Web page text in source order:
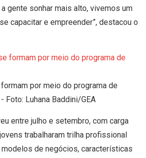
gente sonhar mais alto, vivemos um
capacitar e empreender”, destacou o
por meio do programa de
Foto: Luhana Baddini/GEA
entre julho e setembro, com carga
trabalharam trilha profissional
de negócios, características